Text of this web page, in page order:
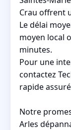
Crau offrent
Le délai
moyen local
minutes.
Pour une
contactez
rapide
Notre
Arles